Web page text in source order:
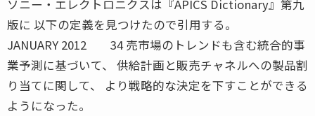
ソニー・エレクトロニクスは『APICS Dictionary』第九
版に 以下の定義を見つけたので引用する。
JANUARY 2012 34 売市場のトレンドも含む統合的事
業予測に基づいて、 供給計画と販売チャネルへの製品割
り当てに関して、 より戦略的な決定を下すことができる
ようになった。